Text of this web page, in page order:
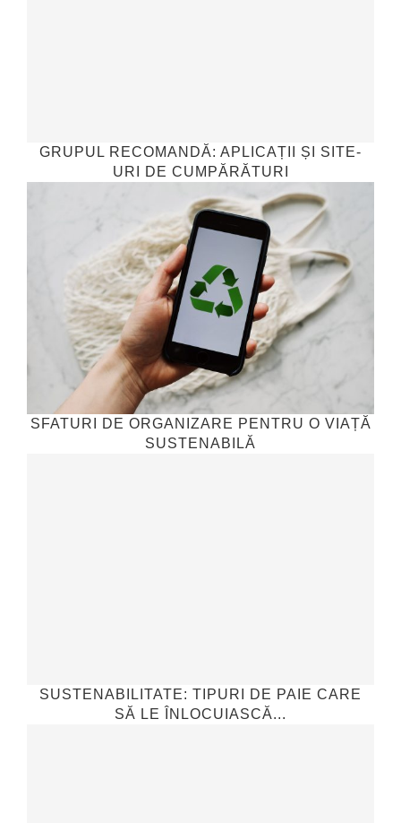
GRUPUL RECOMANDĂ: APLICAȚII ȘI SITE-
URI DE CUMPĂRĂTURI
SFATURI DE ORGANIZARE PENTRU O VIAȚĂ
SUSTENABILĂ
SUSTENABILITATE: TIPURI DE PAIE CARE
SĂ LE ÎNLOCUIASCĂ...